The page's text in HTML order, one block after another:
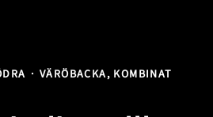
· VÄRÖBACKA, KOMBINAT